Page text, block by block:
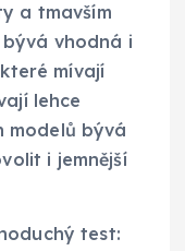
a tmavším
vhodná i
mívají
lehce
modelů bývá
i jemnější
test: